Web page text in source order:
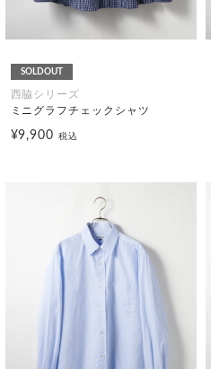
SOLDOUT
西脇シリーズ
ミニグラフチェックシャツ
¥9,900税込